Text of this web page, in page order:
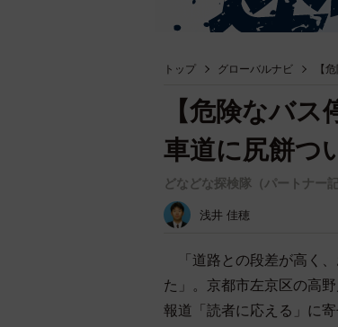
トップ グローバルナビ 【
【危険なバ
車道に尻餅つ
どなどな探検隊（パートナー記
浅井 佳穂
「道路との段差が高く、
た」。京都市左京区の高
報道「読者に応える」に